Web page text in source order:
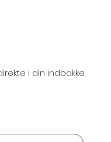
i din indbakke